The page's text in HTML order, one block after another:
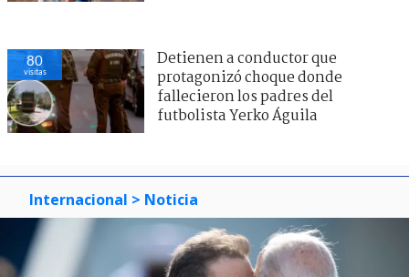
80
visitas
Detienen a conductor que
protagonizó choque donde
fallecieron los padres del
futbolista Yerko Águila
Internacional > Noticia